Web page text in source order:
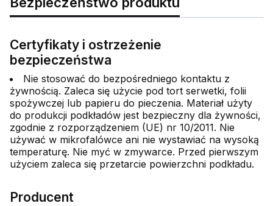
Certyfikaty i ostrzeżenie
bezpieczeństwa
Nie stosować do bezpośredniego kontaktu z
żywnością. Zaleca się użycie pod tort serwetki, folii
spożywczej lub papieru do pieczenia. Materiał użyty
do produkcji podkładów jest bezpieczny dla żywności,
zgodnie z rozporządzeniem (UE) nr 10/2011. Nie
używać w mikrofalówce ani nie wystawiać na wysoką
temperaturę. Nie myć w zmywarce. Przed pierwszym
użyciem zaleca się przetarcie powierzchni podkładu.
Producent